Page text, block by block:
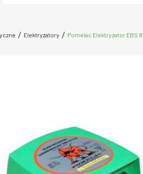
Elektryzatory Pomelac Elektryzator EBS